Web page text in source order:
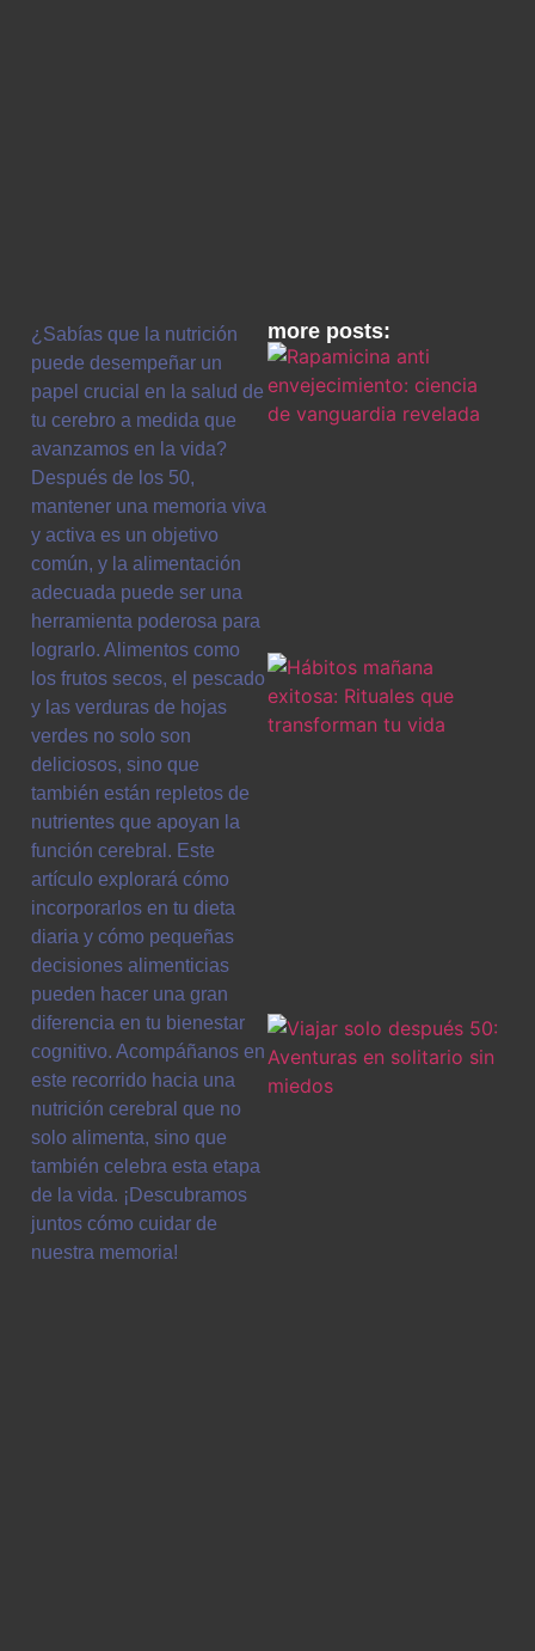
¿Sabías que la nutrición
puede desempeñar un
papel crucial en la salud de
tu cerebro a medida que
avanzamos en la vida?
Después de los 50,
mantener una memoria viva
y activa es un objetivo
común, y la alimentación
adecuada puede ser una
herramienta poderosa para
lograrlo. Alimentos como
los frutos secos, el pescado
y las verduras de hojas
verdes no solo son
deliciosos, sino que
también están repletos de
nutrientes que apoyan la
función cerebral. Este
artículo explorará cómo
incorporarlos en tu dieta
diaria y cómo pequeñas
decisiones alimenticias
pueden hacer una gran
diferencia en tu bienestar
cognitivo. Acompáñanos en
este recorrido hacia una
nutrición cerebral que no
solo alimenta, sino que
también celebra esta etapa
de la vida. ¡Descubramos
juntos cómo cuidar de
nuestra memoria!
more posts: